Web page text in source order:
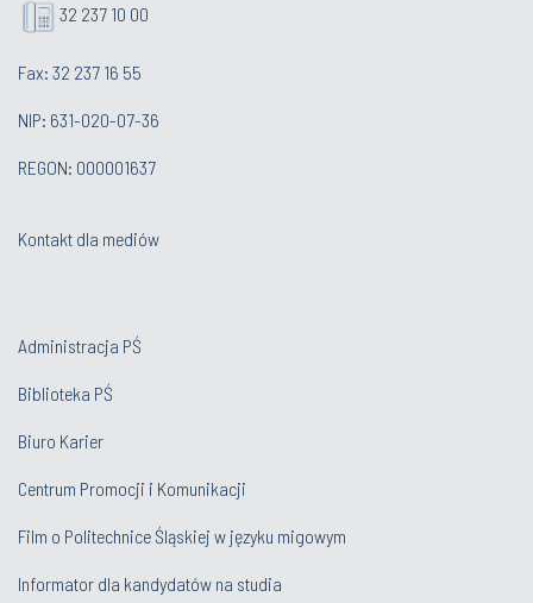
32 237 10 00
Fax: 32 237 16 55
NIP: 631-020-07-36
REGON: 000001637
Kontakt dla mediów
Administracja PŚ
Biblioteka PŚ
Biuro Karier
Centrum Promocji i Komunikacji
Film o Politechnice Śląskiej w języku migowym
Informator dla kandydatów na studia